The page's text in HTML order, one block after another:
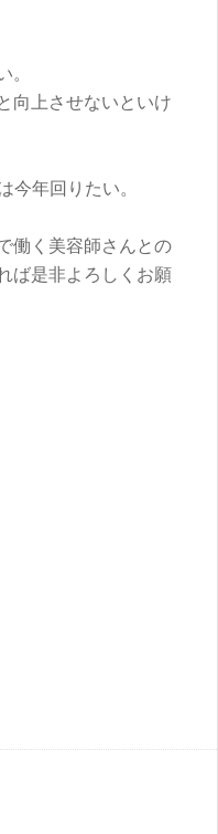
向上させないといけ
年回りたい。
働く美容師さんとの
ば是非よろしくお願